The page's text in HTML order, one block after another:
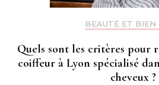
BEAUTÉ ET BIEN
Quels sont les critères pour
coiffeur à Lyon spécialisé
cheveux ?